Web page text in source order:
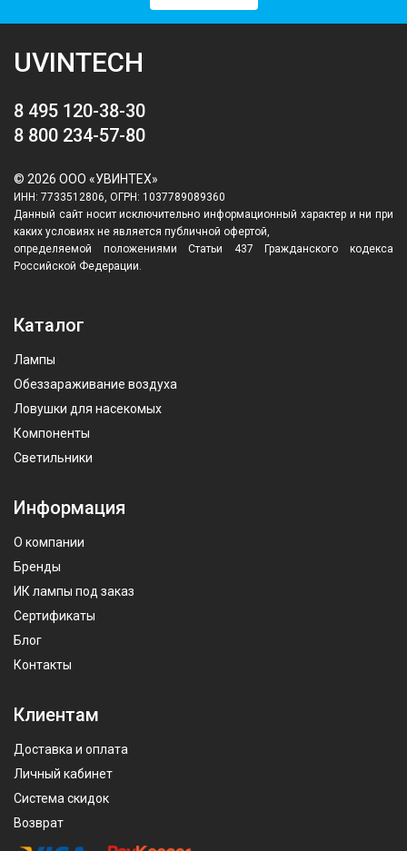
UVINTECH
8 495 120-38-30
8 800 234-57-80
© 2026 ООО «УВИНТЕХ»
ИНН: 7733512806, ОГРН: 1037789089360
Данный сайт носит исключительно информационный характер и ни при
каких условиях не является публичной офертой,
определяемой положениями Статьи 437 Гражданского кодекса
Российской Федерации.
Каталог
Лампы
Обеззараживание воздуха
Ловушки для насекомых
Компоненты
Светильники
Информация
О компании
Бренды
ИК лампы под заказ
Сертификаты
Блог
Контакты
Клиентам
Доставка и оплата
Личный кабинет
Система скидок
Возврат